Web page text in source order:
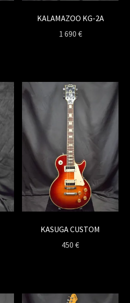
KALAMAZOO KG-2A
1 690 €
KASUGA CUSTOM
450€